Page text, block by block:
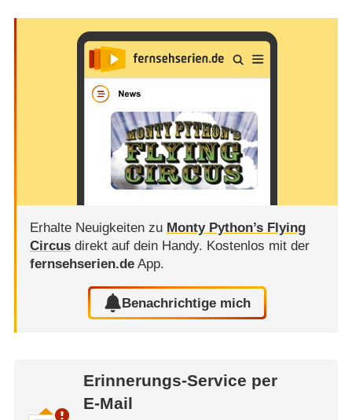
Erhalte Neuigkeiten zu Monty Python’s Flying
Circusdirekt auf dein Handy. Kostenlos mit der
fernsehserien.deApp.
Benachrichtige mich
Erinnerungs-Service per
E-Mail